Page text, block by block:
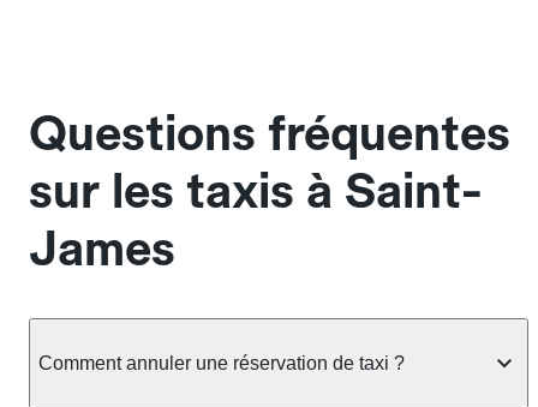
Questions fréquentes
sur les taxis à Saint-
James
Comment annuler une réservation de taxi ?